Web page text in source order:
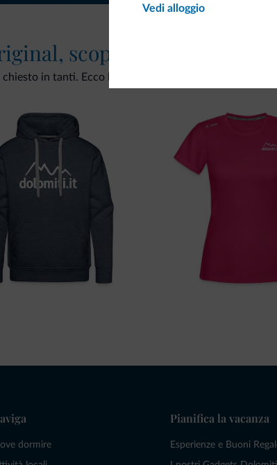
Vedi alloggio
scopri la nuova
chiesto in tanti. Ecco la nuova collezione firmata
dormire
Pianifica la vacanza
Esperienze e Buoni